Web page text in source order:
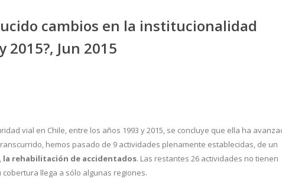
cambios en la institucionalidad
Jun 2015
vial en Chile, entre los años 1993 y 2015, se concluye que ella ha
hemos pasado de 9 actividades plenamente establecidas, de un
la rehabilitación de accidentados. Las restantes 26 actividades no tienen
llega a sólo algunas regiones.